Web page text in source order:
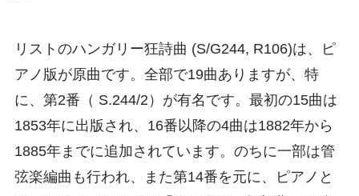
リストのハンガリー狂詩曲 (S/G244, R106)は、ピ
アノ版が原曲です。全部で19曲ありますが、特
に、第2番（ S.244/2）が有名です。最初の15曲は
1853年に出版され、16番以降の4曲は1882年から
1885年までに追加されています。のちに一部は管
弦楽編曲も行われ、また第14番を元に、ピアノと